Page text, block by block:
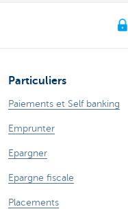
Particuliers
Paiements et Self banking
Emprunter
Epargner
Epargne fiscale
Placements